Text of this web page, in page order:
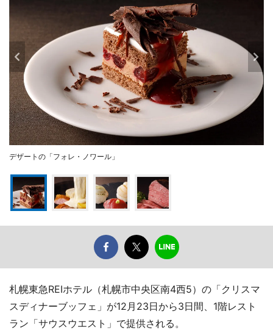
デザートの「フォレ・ノワール」
札幌東急REIホテル（札幌市中央区南4西5）の「クリスマ
スディナーブッフェ」が12月23日から3日間、1階レスト
ラン「サウスウエスト」で提供される。